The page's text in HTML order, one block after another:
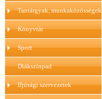
Tantárgyak, munkaközösségek
Könyvtár
Sport
Diákszínpad
Ifjúsági szervezetek